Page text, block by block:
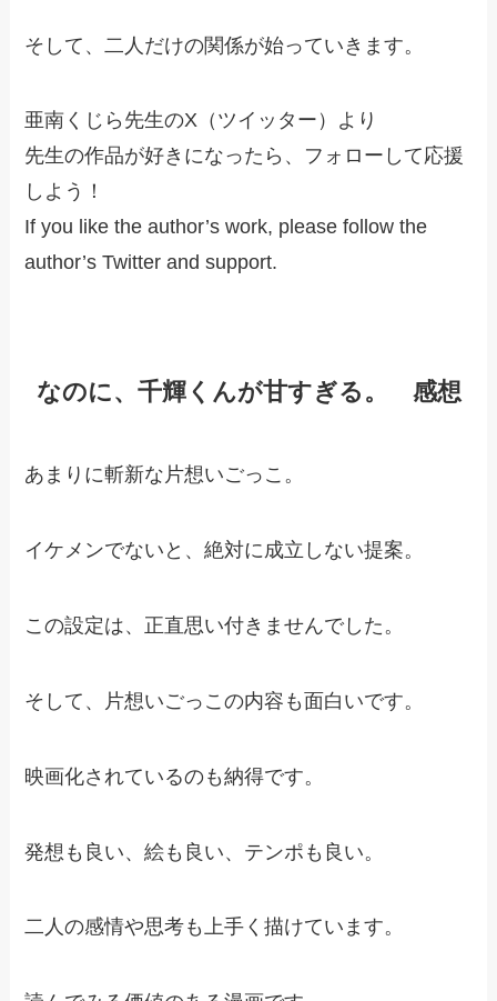
そして、二人だけの関係が始っていきます。
亜南くじら先生のX（ツイッター）より
先生の作品が好きになったら、フォローして応援
しよう！
If you like the author’s work, please follow the
author’s Twitter and support.
なのに、千輝くんが甘すぎる。 感想
あまりに斬新な片想いごっこ。
イケメンでないと、絶対に成立しない提案。
この設定は、正直思い付きませんでした。
そして、片想いごっこの内容も面白いです。
映画化されているのも納得です。
発想も良い、絵も良い、テンポも良い。
二人の感情や思考も上手く描けています。